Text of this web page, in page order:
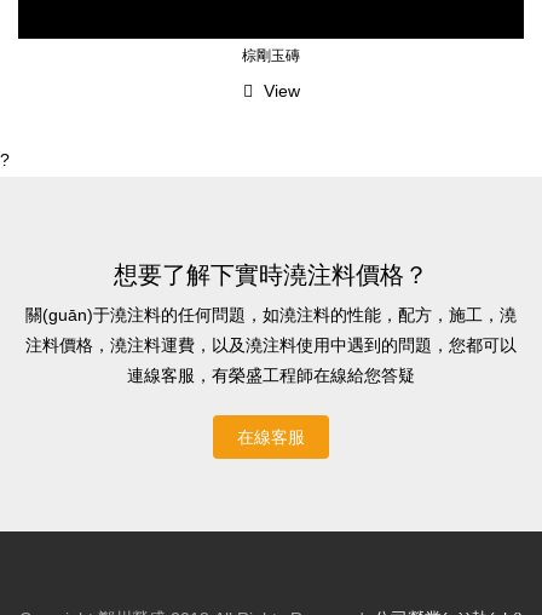
棕剛玉磚
View
?
想要了解下實時澆注料價格？
關(guān)于澆注料的任何問題，如澆注料的性能，配方，施工，澆
注料價格，澆注料運費，以及澆注料使用中遇到的問題，您都可以
連線客服，有榮盛工程師在線給您答疑
在線客服